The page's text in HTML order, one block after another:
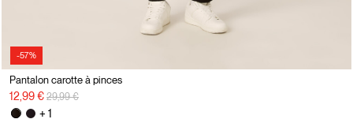
-57%
Pantalon carotte à pinces
12,99 € Prix réduit de
29,99 €
+ 1